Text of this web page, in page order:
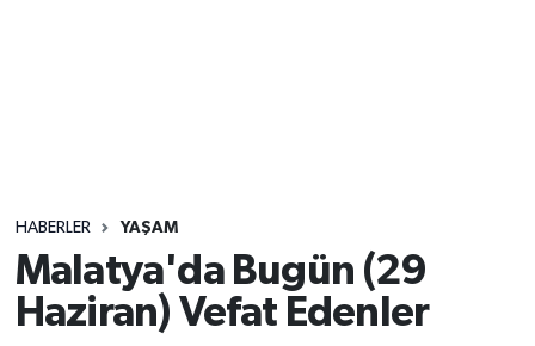
HABERLER YAŞAM
Malatya'da Bugün (29
Haziran) Vefat Edenler
Yaşam